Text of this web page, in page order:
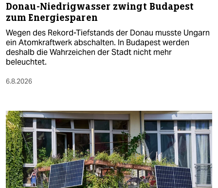
Donau-Niedrigwasser zwingt Budapest
zum Energiesparen
Wegen des Rekord-Tiefstands der Donau musste Ungarn
ein Atomkraftwerk abschalten. In Budapest werden
deshalb die Wahrzeichen der Stadt nicht mehr
beleuchtet.
6.8.2026